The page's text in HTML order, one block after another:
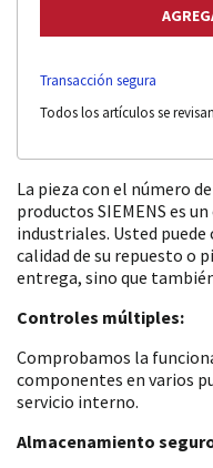
Transacción segura
Todos los artículos se
La pieza con el número
productos SIEMENS es
industriales. Usted
calidad de su repuesto o
entrega, sino que
Controles múltiples:
Comprobamos la
componentes en varios
servicio interno.
Almacenamiento